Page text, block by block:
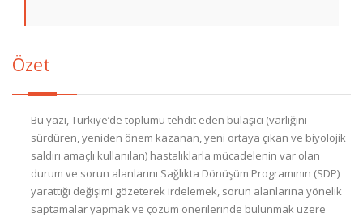
Özet
Bu yazı, Türkiye’de toplumu tehdit eden bulaşıcı (varlığını
sürdüren, yeniden önem kazanan, yeni ortaya çıkan ve biyolojik
saldırı amaçlı kullanılan) hastalıklarla mücadelenin var olan
durum ve sorun alanlarını Sağlıkta Dönüşüm Programının (SDP)
yarattığı değişimi gözeterek irdelemek, sorun alanlarına yönelik
saptamalar yapmak ve çözüm önerilerinde bulunmak üzere